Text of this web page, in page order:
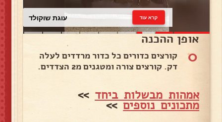
עוגת שוקולד קרא עוד
אופן ההכנה
0
קורצים כדורים כל כדור מרדדים לעלה
דק. קורצים צורה ומטגנים מ2 הצדדים.
אמהות מבשלות ביחד >>
מתכונים נוספים>>